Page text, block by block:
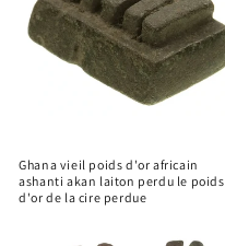
Ghana vieil poids d'or africain
ashanti akan laiton perdu le poids
d'or de la cire perdue